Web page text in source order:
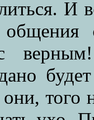
И
того